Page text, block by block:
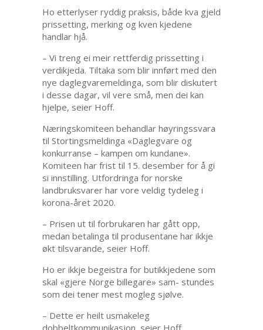
Ho etterlyser ryddig praksis, både kva gjeld
prissetting, merking og kven kjedene
handlar hjå.
– Vi treng ei meir rettferdig prissetting i
verdikjeda. Tiltaka som blir innført med den
nye daglegvaremeldinga, som blir diskutert
i desse dagar, vil vere små, men dei kan
hjelpe, seier Hoff.
Næringskomiteen behandlar høyringssvara
til Stortingsmeldinga «Daglegvare og
konkurranse – kampen om kundane».
Komiteen har frist til 15. desember for å gi
si innstilling. Utfordringa for norske
landbruksvarer har vore veldig tydeleg i
korona-året 2020.
– Prisen ut til forbrukaren har gått opp,
medan betalinga til produsentane har ikkje
økt tilsvarande, seier Hoff.
Ho er ikkje begeistra for butikkjedene som
skal «gjere Norge billegare» sam- stundes
som dei tener mest mogleg sjølve.
– Dette er heilt usmakeleg
dobbeltkommunikasjon, seier Hoff.